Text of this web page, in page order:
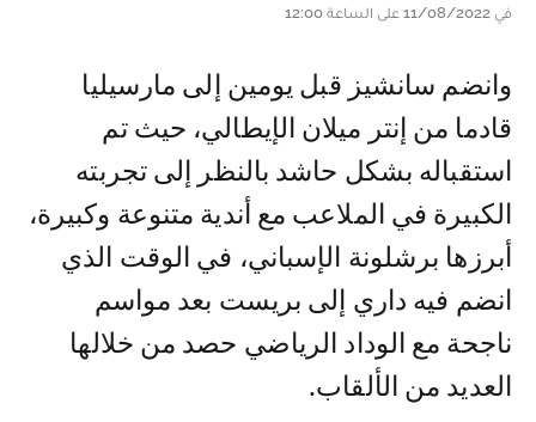
في 11/08/2022 على الساعة 12:00
و انضم سانشيز قبل يومين إلى مارسيليا
قادما من إنتر ميلان الإيطالي، حيث تم
استقباله بشكل حاشد بالنظر إلى تجربته
الكبيرة في الملاعب مع أندية متنوعة وكبيرة،
أبرزها برشلونة الإسباني، في الوقت الذي
انضم فيه داري إلى بريست بعد مواسم
ناجحة مع الوداد الرياضي حصد من خلالها
العديد من الألقاب.